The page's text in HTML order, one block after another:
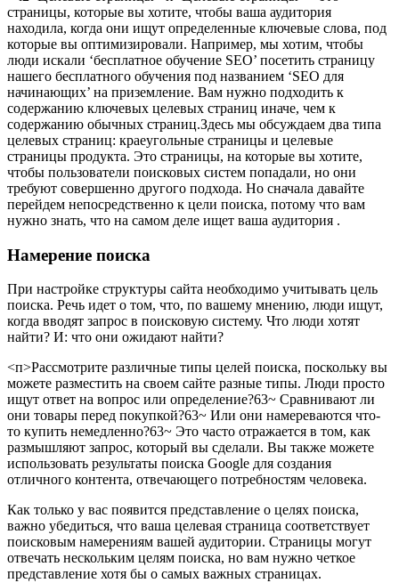
страницы, которые вы хотите, чтобы ваша аудитория
находила, когда они ищут определенные ключевые слова, под
которые вы оптимизировали. Например, мы хотим, чтобы
люди искали ‘бесплатное обучение SEO’ посетить страницу
нашего бесплатного обучения под названием ‘SEO для
начинающих’ на приземление. Вам нужно подходить к
содержанию ключевых целевых страниц иначе, чем к
содержанию обычных страниц.Здесь мы обсуждаем два типа
целевых страниц: краеугольные страницы и целевые
страницы продукта. Это страницы, на которые вы хотите,
чтобы пользователи поисковых систем попадали, но они
требуют совершенно другого подхода. Но сначала давайте
перейдем непосредственно к цели поиска, потому что вам
нужно знать, что на самом деле ищет ваша аудитория .
Намерение поиска
При настройке структуры сайта необходимо учитывать цель
поиска. Речь идет о том, что, по вашему мнению, люди ищут,
когда вводят запрос в поисковую систему. Что люди хотят
найти? И: что они ожидают найти?
<п>Рассмотрите различные типы целей поиска, поскольку вы
можете разместить на своем сайте разные типы. Люди просто
ищут ответ на вопрос или определение?63~ Сравнивают ли
они товары перед покупкой?63~ Или они намереваются что-
то купить немедленно?63~ Это часто отражается в том, как
размышляют запрос, который вы сделали. Вы также можете
использовать результаты поиска Google для создания
отличного контента, отвечающего потребностям человека.
Как только у вас появится представление о целях поиска,
важно убедиться, что ваша целевая страница соответствует
поисковым намерениям вашей аудитории. Страницы могут
отвечать нескольким целям поиска, но вам нужно четкое
представление хотя бы о самых важных страницах.